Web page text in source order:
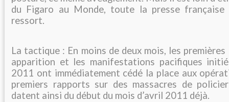
du Figaro au Monde, toute la presse
ressort.
La tactique : En moins de deux mois, les
apparition et les manifestations pacifiques
2011 ont immédiatement cédé la place aux
premiers rapports sur des massacres de
datent ainsi du début du mois d’avril 2011 déjà.